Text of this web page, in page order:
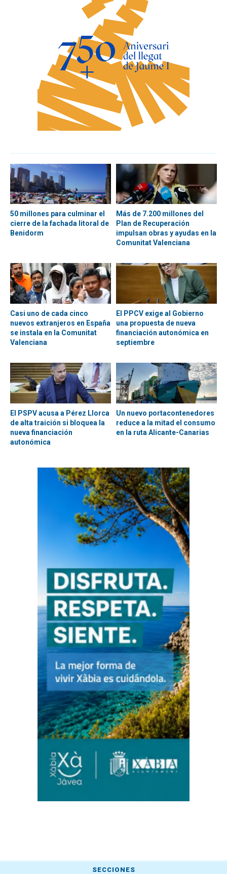
50 millones para culminar el
cierre de la fachada litoral de
Benidorm
Más de 7.200 millones del
Plan de Recuperación
impulsan obras y ayudas en la
Comunitat Valenciana
Casi uno de cada cinco
nuevos extranjeros en España
se instala en la Comunitat
Valenciana
El PPCV exige al Gobierno
una propuesta de nueva
financiación autonómica en
septiembre
El PSPV acusa a Pérez Llorca
de alta traición si bloquea la
nueva financiación
autonómica
Un nuevo portacontenedores
reduce a la mitad el consumo
en la ruta Alicante-Canarias
SECCIONES